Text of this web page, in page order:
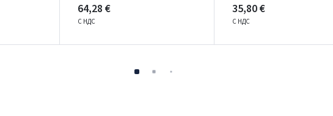
64,28 €
С НДС
35,80 €
С НДС